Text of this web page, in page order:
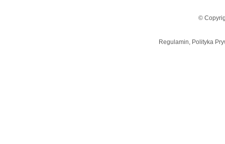
©
Regulamin, Polityka